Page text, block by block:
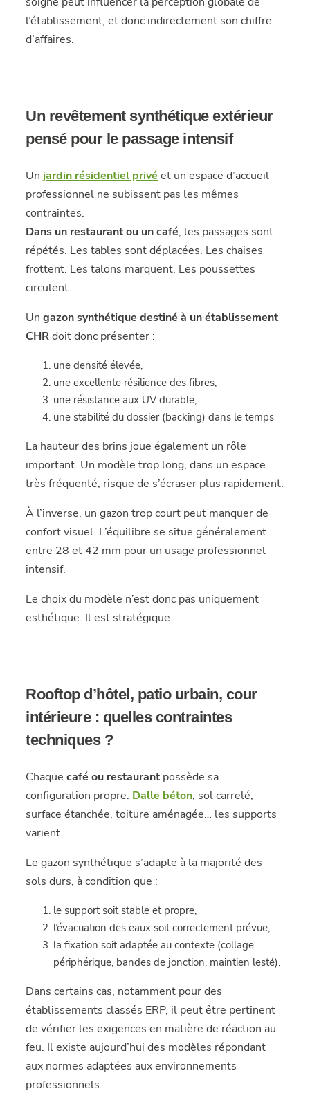
l’établissement, et donc indirectement son chiffre
d’affaires.
Un revêtement synthétique extérieur
pensé pour le passage intensif
Un jardin résidentiel privé et un espace d’accueil
professionnel ne subissent pas les mêmes
contraintes.
Dans un restaurant ou un café, les passages sont
répétés. Les tables sont déplacées. Les chaises
frottent. Les talons marquent. Les poussettes
circulent.
Ungazon synthétique destiné à un établissement
CHRdoit donc présenter :
une densité élevée,
une excellente résilience des fibres,
une résistance aux UV durable,
une stabilité du dossier (backing) dans le temps
La hauteur des brins joue également un rôle
important. Un modèle trop long, dans un espace
très fréquenté, risque de s’écraser plus rapidement.
À l’inverse, un gazon trop court peut manquer de
confort visuel. L’équilibre se situe généralement
entre 28 et 42 mm pour un usage professionnel
intensif.
Le choix du modèle n’est donc pas uniquement
esthétique. Il est stratégique.
Rooftop d’hôtel, patio urbain, cour
intérieure : quelles contraintes
techniques ?
Chaquecafé ou restaurant possède sa
configuration propre. Dalle béton, sol carrelé,
surface étanchée, toiture aménagée… les supports
varient.
Le gazon synthétique s’adapte à la majorité des
sols durs, à condition que :
le support soit stable et propre,
l’évacuation des eaux soit correctement prévue,
la fixation soit adaptée au contexte (collage
périphérique, bandes de jonction, maintien lesté).
Dans certains cas, notamment pour des
établissements classés ERP, il peut être pertinent
de vérifier les exigences en matière de réaction au
feu. Il existe aujourd’hui des modèles répondant
aux normes adaptées aux environnements
professionnels.